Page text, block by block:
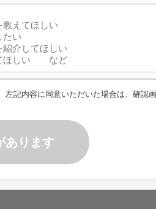
左記内容に同意いただいた場合は、確認
あります